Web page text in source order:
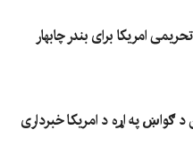
امریکا برای بندر چابهار
ګواښ په اړه د امریکا خبرداری